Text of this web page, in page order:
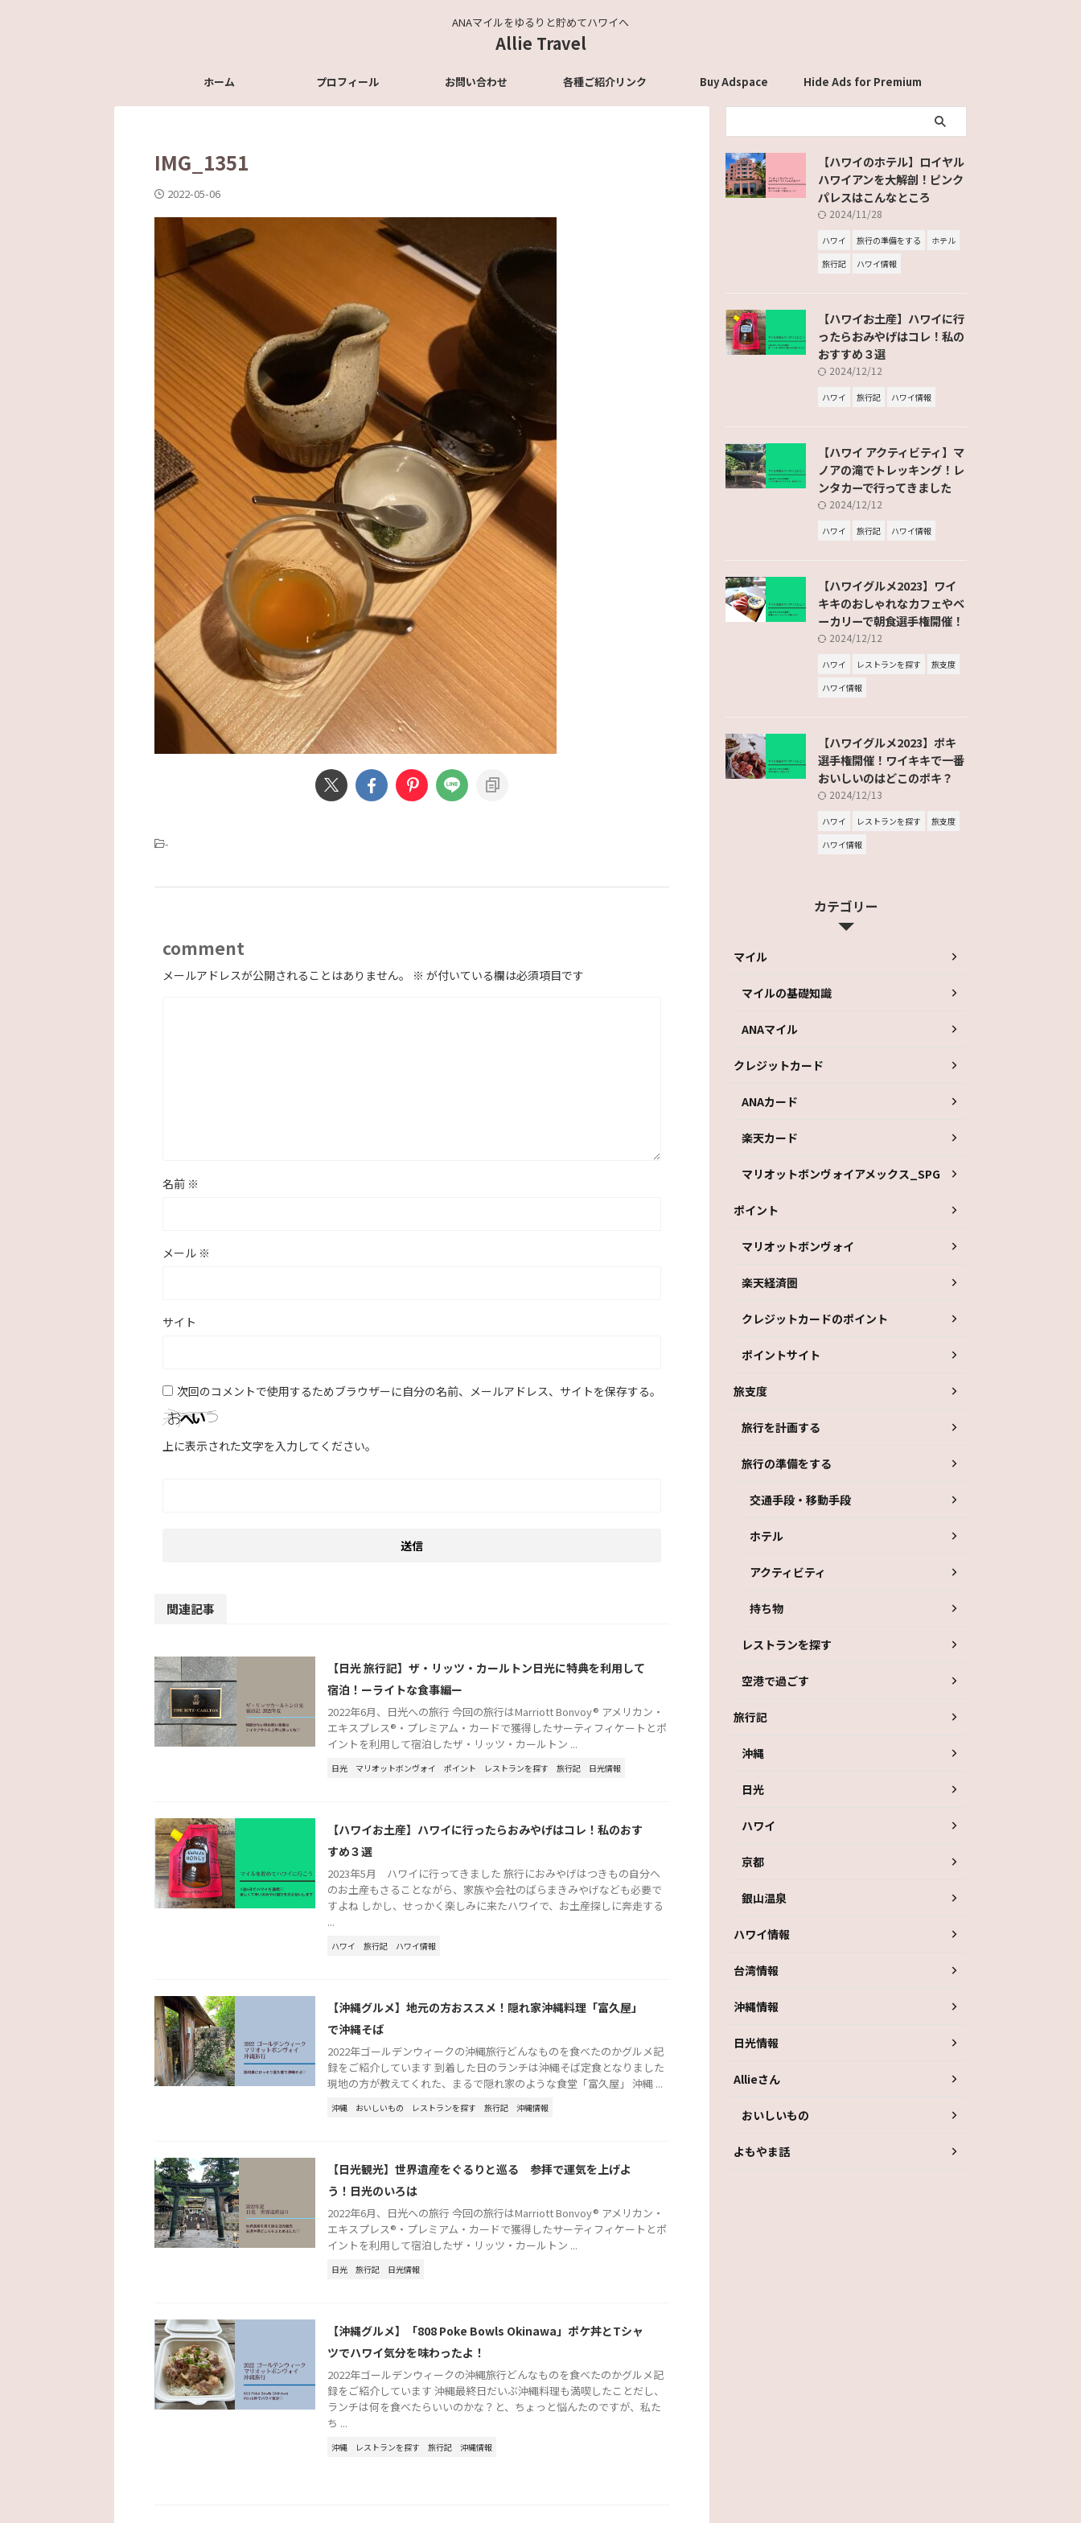
ANAマイルをゆるりと貯めてハワイへ
Allie Travel
ホーム プロフィール お問い合わせ 各種ご紹介リンク Buy Adspace Hide Ads for Premium
IMG_1351
2022-05-06
-
comment
メールアドレスが公開されることはありません。 ※ が付いている欄は必須項目です
名前 ※
メール ※
サイト
次回のコメントで使用するためブラウザーに自分の名前、メールアドレス、サイトを保存する。
上に表示された文字を入力してください。
関連記事
【日光 旅行記】ザ・リッツ・カールトン日光に特典を利用して
宿泊！ーライトな食事編ー
2022年6月、日光への旅行 今回の旅行はMarriott Bonvoy® アメリカン・
エキスプレス®・プレミアム・カードで獲得したサーティフィケートとポ
イントを利用して宿泊したザ・リッツ・カールトン ...
日光 マリオットボンヴォイ ポイント レストランを探す 旅行記 日光情報
【ハワイお土産】ハワイに行ったらおみやげはコレ！私のおす
すめ３選
2023年5月 ハワイに行ってきました 旅行におみやげはつきもの自分へ
のお土産もさることながら、家族や会社のばらまきみやげなども必要で
すよね しかし、せっかく楽しみに来たハワイで、お土産探しに奔走する
...
ハワイ 旅行記 ハワイ情報
【沖縄グルメ】地元の方おススメ！隠れ家沖縄料理「富久屋」
で沖縄そば
2022年ゴールデンウィークの沖縄旅行どんなものを食べたのかグルメ記
録をご紹介しています 到着した日のランチは沖縄そば定食となりました
現地の方が教えてくれた、まるで隠れ家のような食堂「富久屋」 沖縄 ...
沖縄 おいしいもの レストランを探す 旅行記 沖縄情報
【日光観光】世界遺産をぐるりと巡る 参拝で運気を上げよ
う！日光のいろは
2022年6月、日光への旅行 今回の旅行はMarriott Bonvoy® アメリカン・
エキスプレス®・プレミアム・カードで獲得したサーティフィケートとポ
イントを利用して宿泊したザ・リッツ・カールトン ...
日光 旅行記 日光情報
【沖縄グルメ】「808 Poke Bowls Okinawa」ポケ丼とTシャ
ツでハワイ気分を味わったよ！
2022年ゴールデンウィークの沖縄旅行どんなものを食べたのかグルメ記
録をご紹介しています 沖縄最終日だいぶ沖縄料理も満喫したことだし、
ランチは何を食べたらいいのかな？と、ちょっと悩んたのですが、私た
ち ...
沖縄 レストランを探す 旅行記 沖縄情報
【ハワイのホテル】ロイヤル
ハワイアンを大解剖！ピンク
パレスはこんなところ
2024/11/28
ハワイ 旅行の準備をする
ホテル
旅行記
ハワイ情報
【ハワイお土産】ハワイに行
ったらおみやげはコレ！私の
おすすめ３選
2024/12/12
ハワイ 旅行記 ハワイ情報
【ハワイ アクティビティ】マ
ノアの滝でトレッキング！レ
ンタカーで行ってきました
2024/12/12
ハワイ 旅行記 ハワイ情報
【ハワイグルメ2023】ワイ
キキのおしゃれなカフェやベ
ーカリーで朝食選手権開催！
2024/12/12
ハワイ レストランを探す
旅支度
ハワイ情報
【ハワイグルメ2023】ポキ
選手権開催！ワイキキで一番
おいしいのはどこのポキ？
2024/12/13
ハワイ レストランを探す
旅支度
ハワイ情報
カテゴリー
マイル
マイルの基礎知識
ANAマイル
クレジットカード
ANAカード
楽天カード
マリオットボンヴォイアメックス_SPG
ポイント
マリオットボンヴォイ
楽天経済圏
クレジットカードのポイント
ポイントサイト
旅支度
旅行を計画する
旅行の準備をする
交通手段・移動手段
ホテル
アクティビティ
持ち物
レストランを探す
空港で過ごす
旅行記
沖縄
日光
ハワイ
京都
銀山温泉
ハワイ情報
台湾情報
沖縄情報
日光情報
Allieさん
おいしいもの
よもやま話